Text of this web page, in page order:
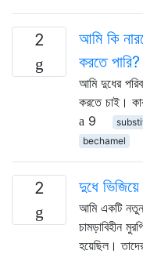
2
আমি কি
করতে পারি?
আমি দুধের
করতে চাই।
9
bechamel
2 দুধে ভিজিয়ে
আমি একটি নতুন
চামড়াবিহীন
হয়েছিল।